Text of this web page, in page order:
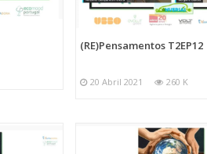
(RE)Pensamentos T2EP12
20 Abril 2021 260 K